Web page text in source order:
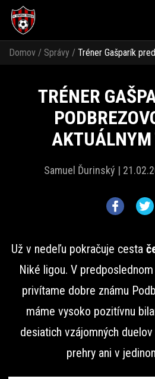
Domov / Správy / Tréner Gašparík
TRÉNER
Samuel Ďurinský |
Už v nedeľu pokračuje cesta
Niké ligou. V
privítame dobre známu
máme vysoko pozitívnu
desiatich vzájomných
prehry ani v